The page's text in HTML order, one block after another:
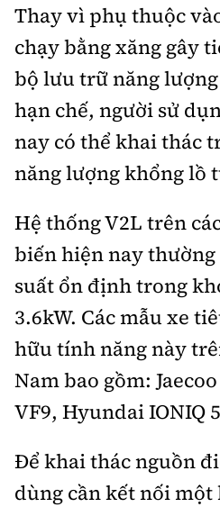
Thay vì phụ thuộc
chạy bằng xăng gây
bộ lưu trữ năng
hạn chế, người sử
nay có thể khai thác
năng lượng khổng lồ
Hệ thống V2L trên
biến hiện nay thường
suất ổn định trong
3.6kW. Các mẫu xe
hữu tính năng này
Nam bao gồm:
VF9, Hyundai IONIQ
Để khai thác nguồn
dùng cần kết nối